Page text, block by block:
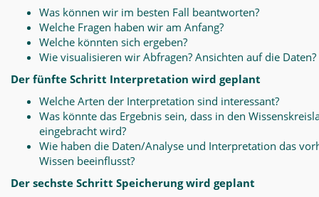
Was können wir im besten Fall beantworten?
Welche Fragen haben wir am Anfang?
Welche könnten sich ergeben?
Wie visualisieren wir Abfragen? Ansichten auf die Daten?
Der fünfte Schritt Interpretation wird geplant
Welche Arten der Interpretation sind interessant?
Was könnte das Ergebnis sein, dass in den
eingebracht wird?
Wie haben die Daten/Analyse und Interpretation das
Wissen beeinflusst?
Der sechste Schritt Speicherung wird geplant